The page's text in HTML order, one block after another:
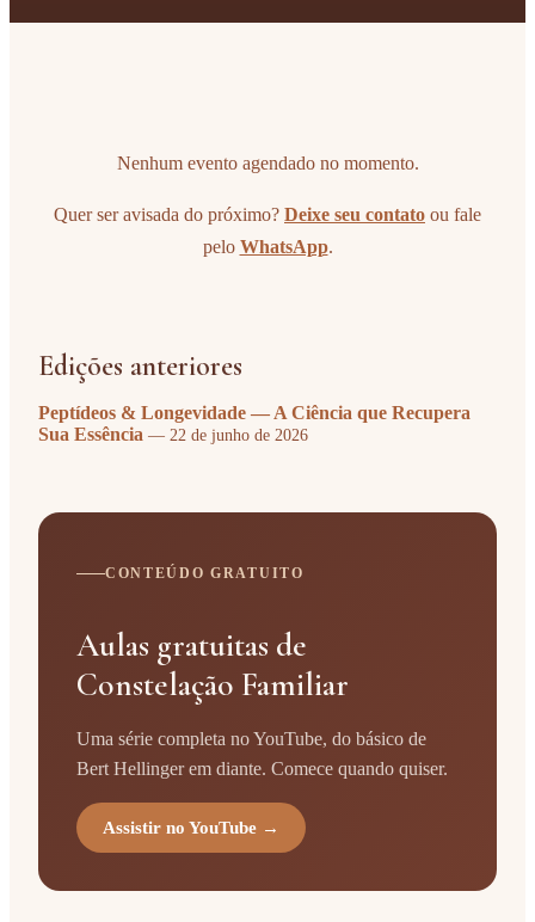
Nenhum evento agendado no momento.
Quer ser avisada do próximo? Deixe seu contato ou fale
pelo WhatsApp.
Edições anteriores
Peptídeos & Longevidade — A Ciência que Recupera
Sua Essência — 22 de junho de 2026
CONTEÚDO GRATUITO
Aulas gratuitas de
Constelação Familiar
Uma série completa no YouTube, do básico de
Bert Hellinger em diante. Comece quando quiser.
Assistir no YouTube →